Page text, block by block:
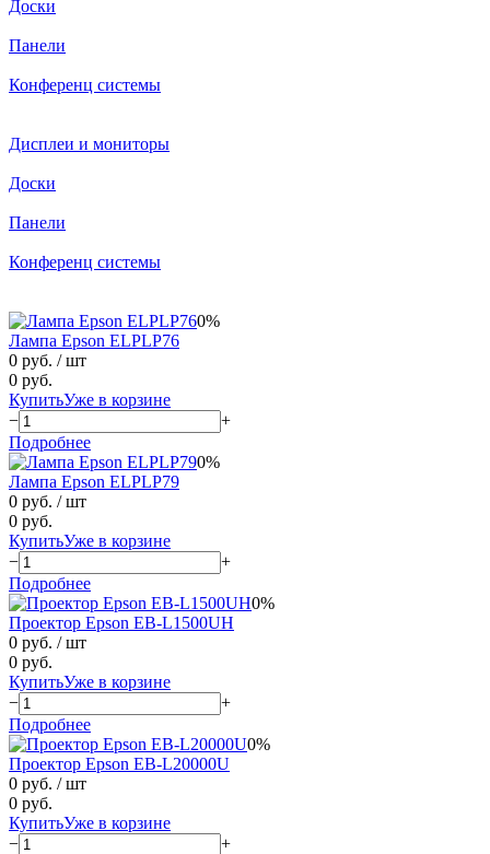
Доски
Панели
Конференц системы
Дисплеи и мониторы
Доски
Панели
Конференц системы
0%
Лампа Epson ELPLP76
0 руб. / шт
0 руб.
КупитьУже в корзине
−
+
Подробнее
0%
Лампа Epson ELPLP79
0 руб. / шт
0 руб.
КупитьУже в корзине
−
+
Подробнее
0%
Проектор Epson EB-L1500UH
0 руб. / шт
0 руб.
КупитьУже в корзине
−
+
Подробнее
0%
Проектор Epson EB-L20000U
0 руб. / шт
0 руб.
КупитьУже в корзине
−
+